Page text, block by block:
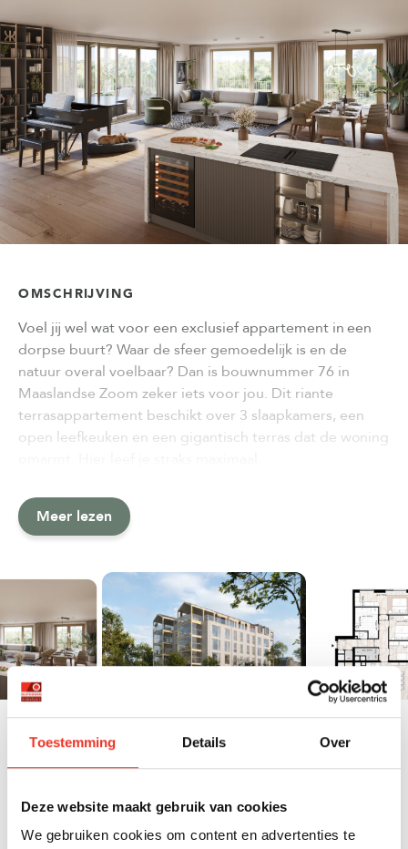
Toestemming Details Over
Deze website maakt gebruik van cookies
We gebruiken cookies om content en advertenties te
OMSCHRIJVING
Voel jij wel wat voor een exclusief appartement in een
dorpse buurt? Waar de sfeer gemoedelijk is en de
natuur overal voelbaar? Dan is bouwnummer 76 in
Maaslandse Zoom zeker iets voor jou. Dit riante
terrasappartement beschikt over 3 slaapkamers, een
open leefkeuken en een gigantisch terras dat de woning
Meer lezen